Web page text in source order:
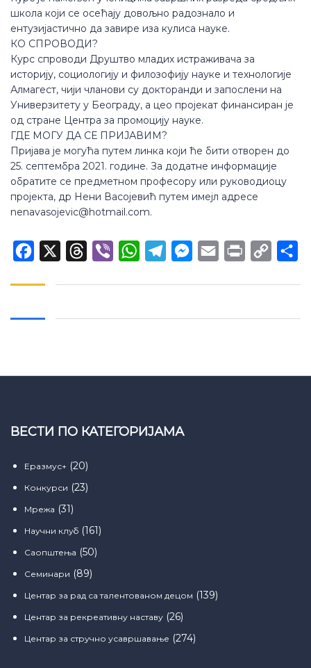
школа који се осећају довољно радознало и
ентузијастично да завире иза кулиса науке.
КО СПРОВОДИ?
Курс спроводи Друштво младих истраживача за
историју, социологију и филозофију науке и технологије
Алмагест, чији чланови су докторанди и запослени на
Универзитету у Београду, а цео пројекат финансиран је
од стране Центра за промоцију науке.
ГДЕ МОГУ ДА СЕ ПРИЈАВИМ?
Пријава је могућа путем линка који ће бити отворен до
25. септембра 2021. године. За додатне информације
обратите се предметном професору или руководиоцу
пројекта, др Нени Васојевић путем имејл адресе
nenavasojevic@hotmail.com.
Facebook Threads
Viber WhatsAppTelegramMessenger
Email Print
Copy
ВЕСТИ ПО КАТЕГОРИЈАМА
Еразмус+ (20)
Конкурси (23)
Мрежа (31)
Научни клуб (161)
Саопштења (50)
Семинари (89)
Центар за рад са талентованом децом (139)
Центар за рекреативну наставу (26)
Центар за стручно усавршавање (274)